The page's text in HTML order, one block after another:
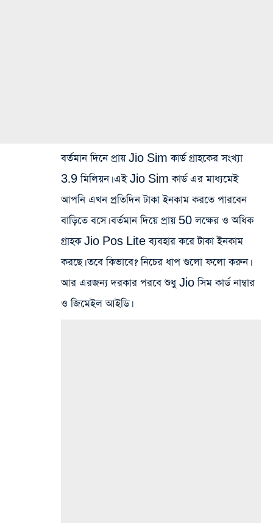
বর্তমান দিনে প্রায় Jio Sim কার্ড গ্রাহকের সংখ্যা
3.9 মিলিয়ন। এই Jio Sim কার্ড এর মাধ্যমেই
আপনি এখন প্রতিদিন টাকা ইনকাম করতে পারবেন
বাড়িতে বসে। বর্তমান দিয়ে প্রায় 50 লক্ষের ও অধিক
গ্রাহক Jio Pos Lite ব্যবহার করে টাকা ইনকাম
করছে। তবে কিভাবে? নিচের ধাপ গুলো ফলো করুন।
আর এরজন্য দরকার পরবে শুধু Jio সিম কার্ড নাম্বার
ও জিমেইল আইডি।